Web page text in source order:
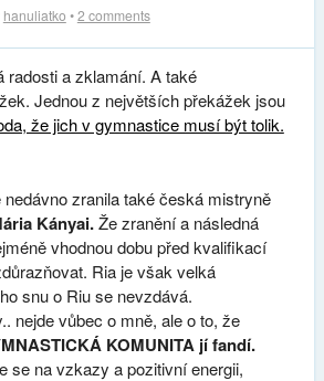
hanuliatko •2 comments
radosti a zklamání. A také
Jednou z největších překážek jsou
že jich v gymnastice musí být tolik.
nedávno zranila také česká mistryně
Kányai.Že zranění a následná
vhodnou dobu před kvalifikací
Ria je však velká
snu o Riu se nevzdává.
nejde vůbec o mně, ale o to, že
KOMUNITA jí fandí.
se na vzkazy a pozitivní energii,